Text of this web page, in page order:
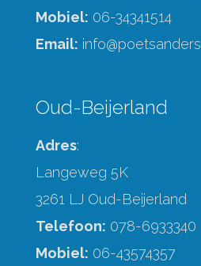
Mobiel: 06-34341514
Email:
Oud-Beijerland
Adres:
Langeweg 5K
3261 LJ Oud-Beijerland
Telefoon: 078-6933340
Mobiel: 06-43574357